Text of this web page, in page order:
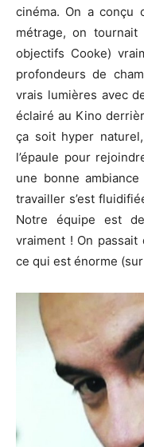
cinéma. On a conçu
métrage, on
objectifs Cooke)
profondeurs de
vrais lumières avec
éclairé au Kino
ça soit hyper
l’épaule pour
une bonne
travailler s’est
Notre équipe est
vraiment ! On
ce qui est énorme (sur